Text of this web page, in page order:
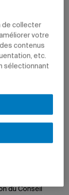
1999)
d’York en
des Arts
du Conseil
de collecter
votre
contenus
etc.
sélectionnant